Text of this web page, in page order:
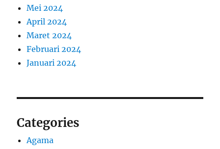
Mei 2024
April 2024
Maret 2024
Februari 2024
Januari 2024
Categories
Agama